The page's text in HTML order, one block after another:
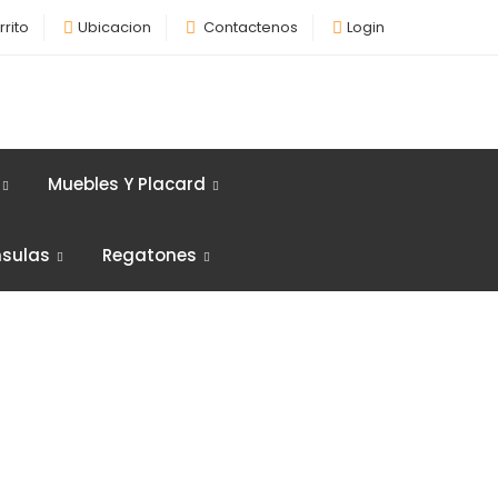
Ubicacion Contactenos Login
Muebles Y Placard
Regatones